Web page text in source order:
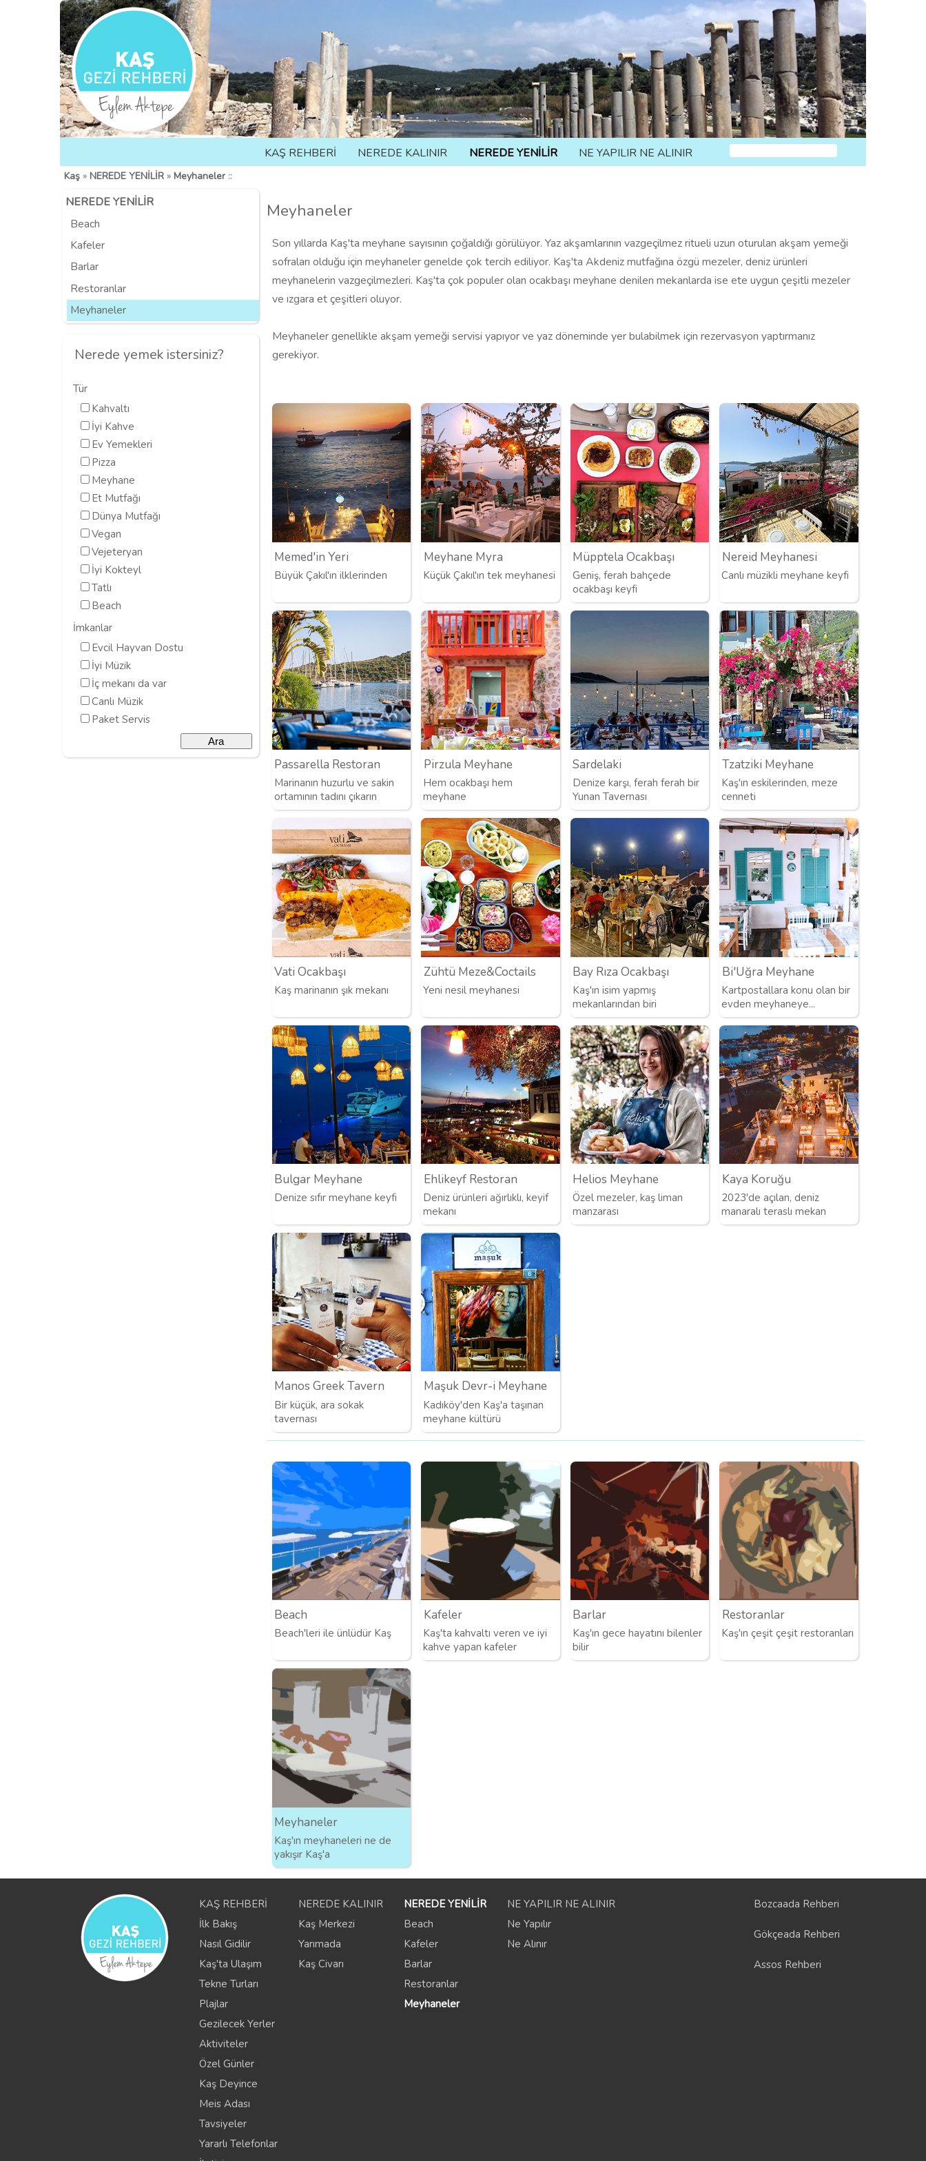
KAŞ REHBERİ NEREDE KALINIR NEREDE YENİLİR NE YAPILIR NE ALINIR
Kaş» NEREDE YENİLİR» Meyhaneler::
NEREDE YENİLİR
Beach
Kafeler
Barlar
Restoranlar
Meyhaneler
Nerede yemek istersiniz?
Tür
Kahvaltı
İyi Kahve
Ev Yemekleri
Pizza
Meyhane
Et Mutfağı
Dünya Mutfağı
Vegan
Vejeteryan
İyi Kokteyl
Tatlı
Beach
İmkanlar
Evcil Hayvan Dostu
İyi Müzik
İç mekanı da var
Canlı Müzik
Paket Servis
Meyhaneler
Son yıllarda Kaş'ta meyhane sayısının çoğaldığı görülüyor. Yaz akşamlarının vazgeçilmez ritueli uzun oturulan akşam yemeği
sofraları olduğu için meyhaneler genelde çok tercih ediliyor. Kaş'ta Akdeniz mutfağına özgü mezeler, deniz ürünleri
meyhanelerin vazgeçilmezleri. Kaş'ta çok populer olan ocakbaşı meyhane denilen mekanlarda ise ete uygun çeşitli mezeler
ve ızgara et çeşitleri oluyor.
Meyhaneler genellikle akşam yemeği servisi yapıyor ve yaz döneminde yer bulabilmek için rezervasyon yaptırmanız
gerekiyor.
Memed'in Yeri
Büyük Çakıl'ın ilklerinden
Meyhane Myra
Küçük Çakıl'ın tek meyhanesi
Müpptela Ocakbaşı
Geniş, ferah bahçede
ocakbaşı keyfi
Nereid Meyhanesi
Canlı müzikli meyhane keyfi
Passarella Restoran
Marinanın huzurlu ve sakin
ortamının tadını çıkarın
Pirzula Meyhane
Hem ocakbaşı hem
meyhane
Sardelaki
Denize karşı, ferah ferah bir
Yunan Tavernası
Tzatziki Meyhane
Kaş'ın eskilerinden, meze
cenneti
Vati Ocakbaşı
Kaş marinanın şık mekanı
Zühtü Meze&Coctails
Yeni nesil meyhanesi
Bay Rıza Ocakbaşı
Kaş'ın isim yapmış
mekanlarından biri
Bi'Uğra Meyhane
Kartpostallara konu olan bir
evden meyhaneye...
Bulgar Meyhane
Denize sıfır meyhane keyfi
Ehlikeyf Restoran
Deniz ürünleri ağırlıklı, keyif
mekanı
Helios Meyhane
Özel mezeler, kaş liman
manzarası
Kaya Koruğu
2023'de açılan, deniz
manaralı teraslı mekan
Manos Greek Tavern
Bir küçük, ara sokak
tavernası
Maşuk Devr-i Meyhane
Kadıköy'den Kaş'a taşınan
meyhane kültürü
Beach
Beach'leri ile ünlüdür Kaş
Kafeler
Kaş'ta kahvaltı veren ve iyi
kahve yapan kafeler
Barlar
Kaş'ın gece hayatını bilenler
bilir
Restoranlar
Kaş'ın çeşit çeşit restoranları
Meyhaneler
Kaş'ın meyhaneleri ne de
yakışır Kaş'a
KAŞ REHBERİ
İlk Bakış
Nasıl Gidilir
Kaş'ta Ulaşım
Tekne Turları
Plajlar
Gezilecek Yerler
Aktiviteler
Özel Günler
Kaş Deyince
Meis Adası
Tavsiyeler
Yararlı Telefonlar
NEREDE KALINIR
Kaş Merkezi
Yarımada
Kaş Civarı
NEREDE YENİLİR
Beach
Kafeler
Barlar
Restoranlar
Meyhaneler
NE YAPILIR NE ALINIR
Ne Yapılır
Ne Alınır
Bozcaada Rehberi
Gökçeada Rehberi
Assos Rehberi